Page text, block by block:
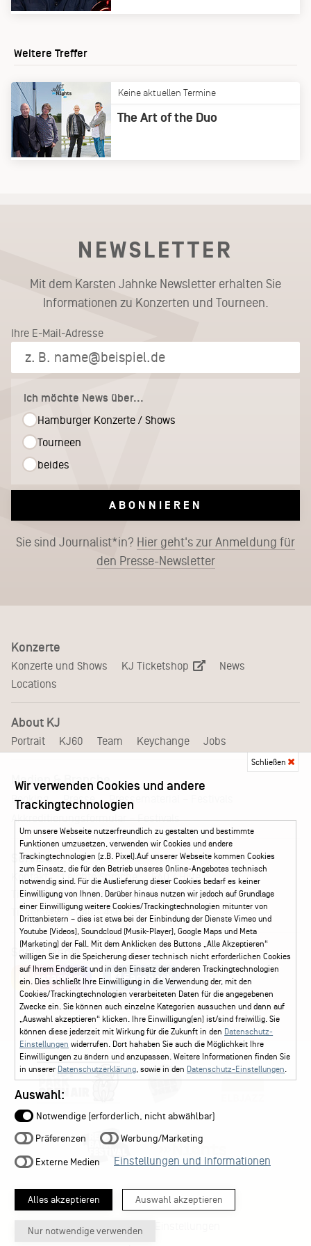
Weitere Treffer
Keine aktuellen Termine
The Art of the Duo
NEWSLETTER
Mit dem Karsten Jahnke Newsletter erhalten Sie
Informationen zu Konzerten und Tourneen.
Ihre E-Mail-Adresse
Ich möchte News über...
Hamburger Konzerte / Shows
Tourneen
beides
ABONNIEREN
Sie sind Journalist*in? Hier geht's zur Anmeldung für
den Presse-Newsletter
Konzerte
Konzerte und Shows KJ Ticketshop
News
Locations
About KJ
Portrait KJ60 Team Keychange Jobs
Medien & Branche
Booking Presse
Pressematerial – Festivals
Akkreditierungsformular – Festivals
Service
Kontakt Leichte Sprache
FAQ / Hilfe
Ticketshop Hamburg
Gutscheine
Callback-Service
Ticketservice 040 - 413 22 60
Social Media
Instagram Facebook
Datenschutz-Einstellungen
Schließen
Wir verwenden Cookies und andere
Trackingtechnologien
Um unsere Webseite nutzerfreundlich zu gestalten und bestimmte
Funktionen umzusetzen, verwenden wir Cookies und andere
Trackingtechnologien (z.B. Pixel).Auf unserer Webseite kommen Cookies
zum Einsatz, die für den Betrieb unseres Online-Angebotes technisch
notwendig sind. Für die Auslieferung dieser Cookies bedarf es keiner
Einwilligung von Ihnen. Darüber hinaus nutzen wir jedoch auf Grundlage
einer Einwilligung weitere Cookies/Trackingtechnologien mitunter von
Drittanbietern – dies ist etwa bei der Einbindung der Dienste Vimeo und
Youtube (Videos), Soundcloud (Musik-Player), Google Maps und Meta
(Marketing) der Fall. Mit dem Anklicken des Buttons „Alle Akzeptieren“
willigen Sie in die Speicherung dieser technisch nicht erforderlichen Cookies
auf Ihrem Endgerät und in den Einsatz der anderen Trackingtechnologien
ein. Dies schließt Ihre Einwilligung in die Verwendung der, mit den
Cookies/Trackingtechnologien verarbeiteten Daten für die angegebenen
Zwecke ein. Sie können auch einzelne Kategorien aussuchen und dann auf
„Auswahl akzeptieren“ klicken. Ihre Einwilligung(en) ist/sind freiwillig. Sie
können diese jederzeit mit Wirkung für die Zukunft in den Datenschutz-
Einstellungen widerrufen. Dort hahaben Sie auch die Möglichkeit Ihre
Einwilligungen zu ändern und anzupassen. Weitere Informationen finden Sie
in unserer Datenschutzerklärung, sowie in den Datenschutz-Einstellungen.
Auswahl:
Notwendige (erforderlich, nicht abwählbar)
Präferenzen Werbung/Marketing
Externe Medien Einstellungen und Informationen
Alles akzeptieren Auswahl akzeptieren
Nur notwendige verwenden